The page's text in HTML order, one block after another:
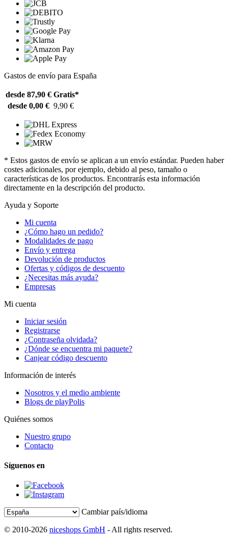
Gastos de envío para España
desde 87,90 € Gratis*
desde 0,00 € 9,90 €
* Estos gastos de envío se aplican a un envío estándar. Pueden haber
costes adicionales, por ejemplo, debido al peso, tamaño o
características de los productos. Encontrarás esta información
directamente en la descripción del producto.
Ayuda y Soporte
Mi cuenta
¿Cómo hago un pedido?
Modalidades de pago
Envío y entrega
Devolución de productos
Ofertas y códigos de descuento
¿Necesitas más ayuda?
Empresas
Mi cuenta
Iniciar sesión
Registrarse
¿Contraseña olvidada?
¿Dónde se encuentra mi paquete?
Canjear código descuento
Información de interés
Nosotros y el medio ambiente
Blogs de playPolis
Quiénes somos
Nuestro grupo
Contacto
Síguenos en
Cambiar país/idioma
© 2010-2026 niceshops GmbH - All rights reserved.